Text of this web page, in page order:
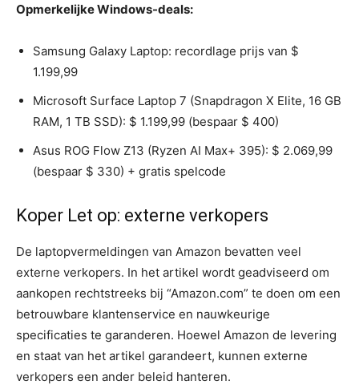
Opmerkelijke Windows-deals:
Samsung Galaxy Laptop: recordlage prijs van $
1.199,99
Microsoft Surface Laptop 7 (Snapdragon X Elite, 16 GB
RAM, 1 TB SSD): $ 1.199,99 (bespaar $ 400)
Asus ROG Flow Z13 (Ryzen AI Max+ 395): $ 2.069,99
(bespaar $ 330) + gratis spelcode
Koper Let op: externe verkopers
De laptopvermeldingen van Amazon bevatten veel
externe verkopers. In het artikel wordt geadviseerd om
aankopen rechtstreeks bij “Amazon.com” te doen om een
​​betrouwbare klantenservice en nauwkeurige
specificaties te garanderen. Hoewel Amazon de levering
en staat van het artikel garandeert, kunnen externe
verkopers een ander beleid hanteren.